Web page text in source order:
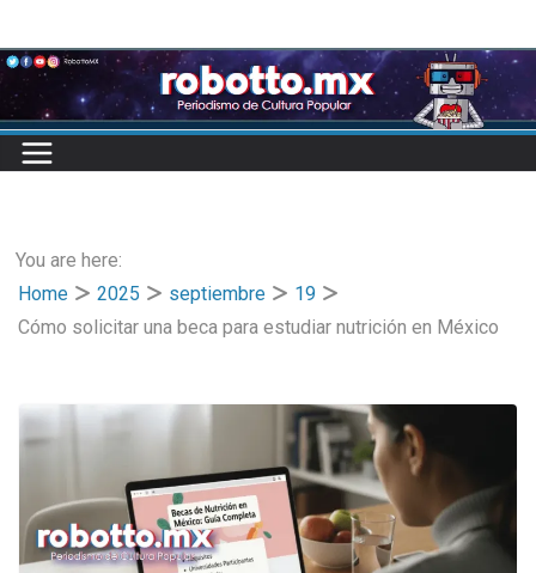
to
content
You are here:
Home
2025 septiembre
19
Cómo solicitar una beca para estudiar nutrición en México